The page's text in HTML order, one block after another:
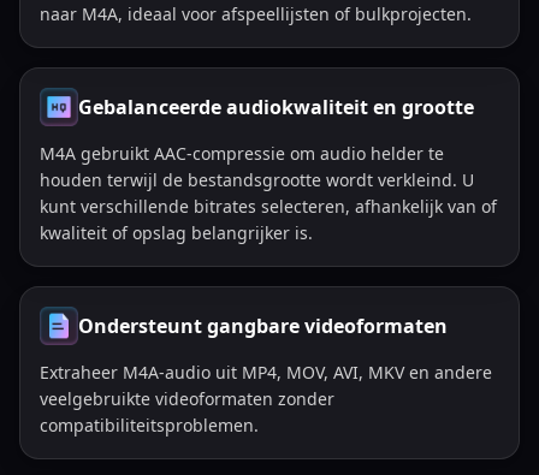
naar M4A, ideaal voor afspeellijsten of bulkprojecten.
Gebalanceerde audiokwaliteit en grootte
M4A gebruikt AAC-compressie om audio helder te
houden terwijl de bestandsgrootte wordt verkleind. U
kunt verschillende bitrates selecteren, afhankelijk van of
kwaliteit of opslag belangrijker is.
Ondersteunt gangbare videoformaten
Extraheer M4A-audio uit MP4, MOV, AVI, MKV en andere
veelgebruikte videoformaten zonder
compatibiliteitsproblemen.